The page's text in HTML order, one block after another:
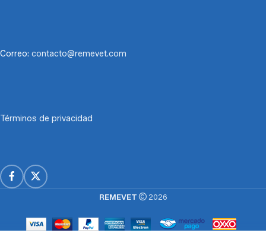
Correo: contacto@remevet.com
Términos de privacidad
REMEVET 2026